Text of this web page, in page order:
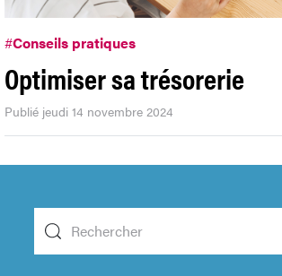
#Conseils pratiques
Optimiser sa trésorerie
Publié jeudi 14 novembre 2024